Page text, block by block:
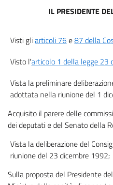
6 ter
7 bis
7 quater
7 quinquies
7 sexies
7 septies
7 octies
8 bis
IL PRESIDENTE
Visti gliarticoli 76e87 della
Visto l'articolo 1 della legge 23
Vista la preliminare
adottata nella riunione del 1
Acquisito il parere delle
dei deputati e del Senato della
Vista la deliberazione del
riunione del 23 dicembre 1992;
Sulla proposta del Presidente